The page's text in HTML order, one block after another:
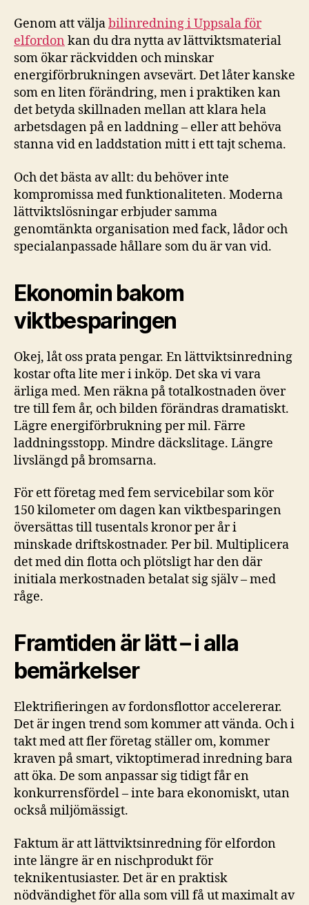
Genom att väljabilinredning i Uppsala för
elfordon kan du dra nytta av lättviktsmaterial
som ökar räckvidden och minskar
energiförbrukningen avsevärt. Det låter kanske
som en liten förändring, men i praktiken kan
det betyda skillnaden mellan att klara hela
arbetsdagen på en laddning – eller att behöva
stanna vid en laddstation mitt i ett tajt schema.
Och det bästa av allt: du behöver inte
kompromissa med funktionaliteten. Moderna
lättviktslösningar erbjuder samma
genomtänkta organisation med fack, lådor och
specialanpassade hållare som du är van vid.
Ekonomin bakom
viktbesparingen
Okej, låt oss prata pengar. En lättviktsinredning
kostar ofta lite mer i inköp. Det ska vi vara
ärliga med. Men räkna på totalkostnaden över
tre till fem år, och bilden förändras dramatiskt.
Lägre energiförbrukning per mil. Färre
laddningsstopp. Mindre däckslitage. Längre
livslängd på bromsarna.
För ett företag med fem servicebilar som kör
150 kilometer om dagen kan viktbesparingen
översättas till tusentals kronor per år i
minskade driftskostnader. Per bil. Multiplicera
det med din flotta och plötsligt har den där
initiala merkostnaden betalat sig själv – med
råge.
Framtiden är lätt – i alla
bemärkelser
Elektrifieringen av fordonsflottor accelererar.
Det är ingen trend som kommer att vända. Och i
takt med att fler företag ställer om, kommer
kraven på smart, viktoptimerad inredning bara
att öka. De som anpassar sig tidigt får en
konkurrensfördel – inte bara ekonomiskt, utan
också miljömässigt.
Faktum är att lättviktsinredning för elfordon
inte längre är en nischprodukt för
teknikentusiaster. Det är en praktisk
nödvändighet för alla som vill få ut maximalt av